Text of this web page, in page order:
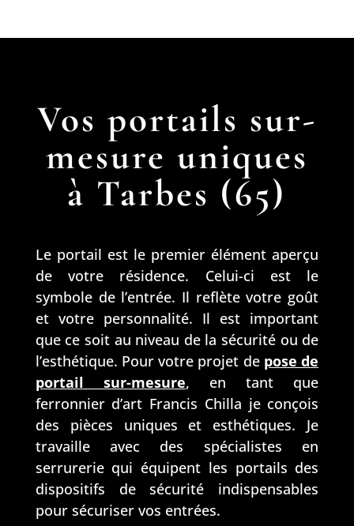
ail
i
une
fer
forg
é
d'u
n
no
m
sur
une
mai
son.
Il a
été
réac
sou
dur
seul
Obj
int.
rt
s
c'ét
ait
je
vais
enfi
n
pou
voir
m'e
ssa
yer
en
prat
iqu
ant
e.
Vos portails sur-
mesure uniques
à Tarbes (65)
Le portail est le premier élément aperçu
de votre résidence. Celui-ci est le
symbole de l’entrée. Il reflète votre goût
et votre personnalité. Il est important
que ce soit au niveau de la sécurité ou de
l’esthétique. Pour votre projet de pose de
portail sur-mesure, en tant que
ferronnier d’art Francis Chilla je conçois
des pièces uniques et esthétiques. Je
travaille avec des spécialistes en
serrurerie qui équipent les portails des
dispositifs de sécurité indispensables
pour sécuriser vos entrées.